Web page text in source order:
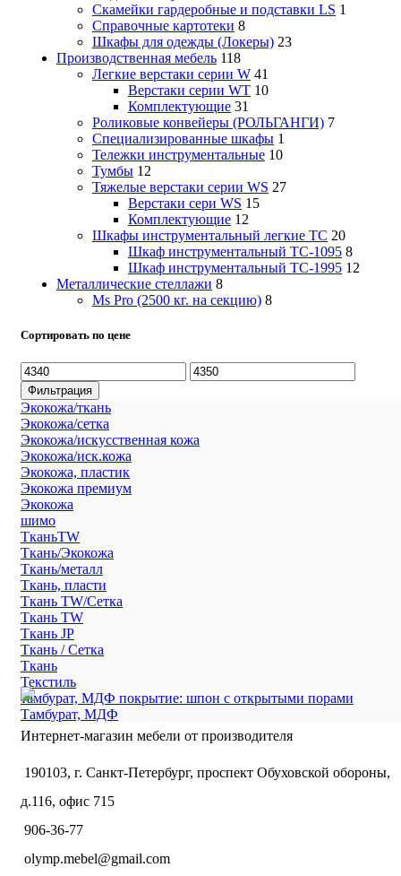
Скамейки гардеробные и подставки LS 1
Справочные картотеки 8
Шкафы для одежды (Локеры) 23
Производственная мебель 118
Легкие верстаки серии W 41
Верстаки серии WT 10
Комплектующие 31
Роликовые конвейеры (РОЛЬГАНГИ) 7
Специализированные шкафы 1
Тележки инструментальные 10
Тумбы 12
Тяжелые верстаки серии WS 27
Верстаки сери WS 15
Комплектующие 12
Шкафы инструментальный легкие ТС 20
Шкаф инструментальный TC-1095 8
Шкаф инструментальный TC-1995 12
Металлические стеллажи 8
Ms Pro (2500 кг. на секцию) 8
Сортировать по цене
Минимальная
цена
Максимальная
цена
Фильтрация
Экокожа/ткань
Экокожа/сетка
Экокожа/искусственная кожа
Экокожа/иск.кожа
Экокожа, пластик
Экокожа премиум
Экокожа
шимо
ТканьTW
Ткань/Экокожа
Ткань/металл
Ткань, пласти
Ткань TW/Сетка
Ткань TW
Ткань JP
Ткань / Сетка
Ткань
Текстиль
тамбурат, МДФ покрытие: шпон с открытыми порами
Тамбурат, МДФ
Интернет-магазин мебели от производителя
190103, г. Санкт-Петербург, проспект Обуховской обороны,
д.116, офис 715
906-36-77
olymp.mebel@gmail.com